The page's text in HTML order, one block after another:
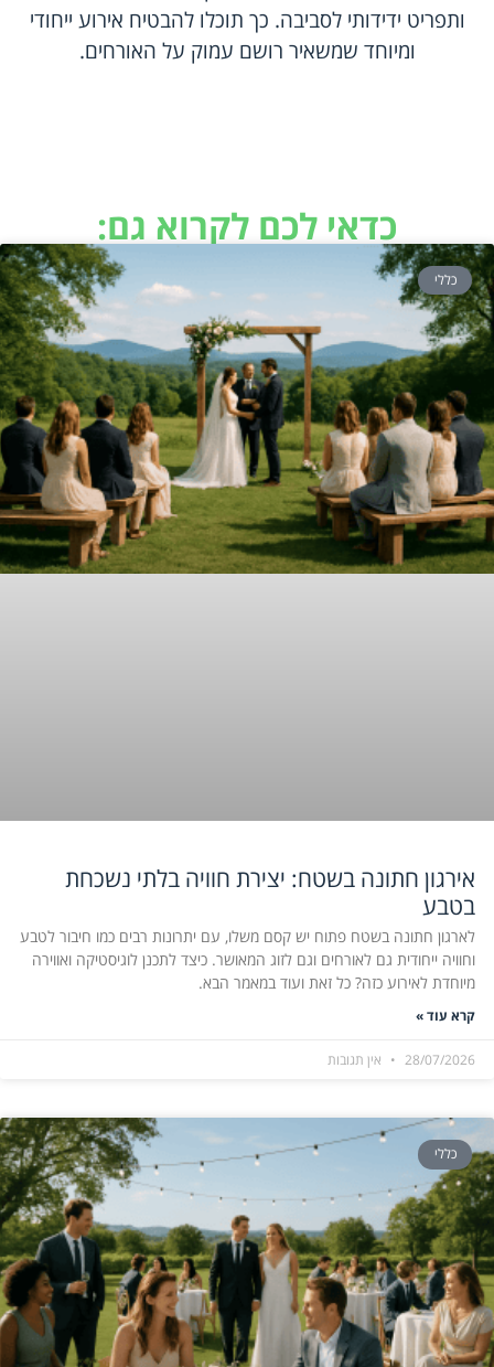
ותפריט ידידותי לסביבה. כך תוכלו להבטיח אירוע ייחודי
ומיוחד שמשאיר רושם עמוק על האורחים.
כדאי לכם לקרוא גם:
כללי
אירגון חתונה בשטח: יצירת חוויה בלתי נשכחת
בטבע
לארגון חתונה בשטח פתוח יש קסם משלו, עם יתרונות רבים כמו חיבור לטבע
וחוויה ייחודית גם לאורחים וגם לזוג המאושר. כיצד לתכנן לוגיסטיקה ואווירה
מיוחדת לאירוע כזה? כל זאת ועוד במאמר הבא.
קרא עוד »
28/07/2026 אין תגובות
כללי